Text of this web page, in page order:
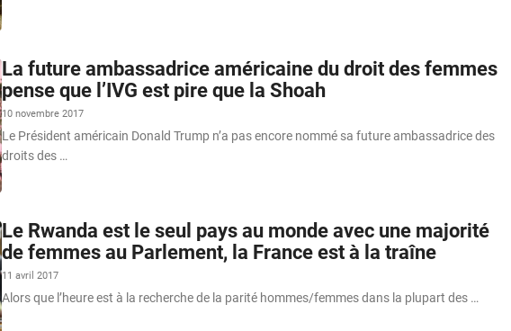
La future ambassadrice américaine du droit des femmes
pense que l’IVG est pire que la Shoah
10 novembre 2017
Le Président américain Donald Trump n’a pas encore nommé sa future ambassadrice des
droits des …
Le Rwanda est le seul pays au monde avec une majorité
de femmes au Parlement, la France est à la traîne
11 avril 2017
Alors que l’heure est à la recherche de la parité hommes/femmes dans la plupart des …